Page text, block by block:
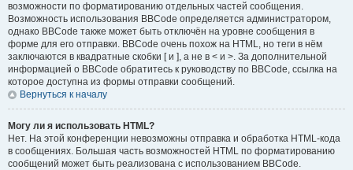
возможности по форматированию отдельных частей сообщения.
Возможность использования BBCode определяется администратором,
однако BBCode также может быть отключён на уровне сообщения в
форме для его отправки. BBCode очень похож на HTML, но теги в нём
заключаются в квадратные скобки [ и ], а не в < и >. За дополнительной
информацией о BBCode обратитесь к руководству по BBCode, ссылка на
которое доступна из формы отправки сообщений.
Вернуться к началу
Могу ли я использовать HTML?
Нет. На этой конференции невозможны отправка и обработка HTML-кода
в сообщениях. Большая часть возможностей HTML по форматированию
сообщений может быть реализована с использованием BBCode.